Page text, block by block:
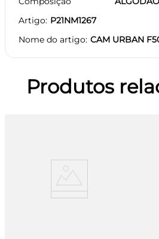
Artigo P21NM1267
Nome do artigo CAM URBAN
Produtos